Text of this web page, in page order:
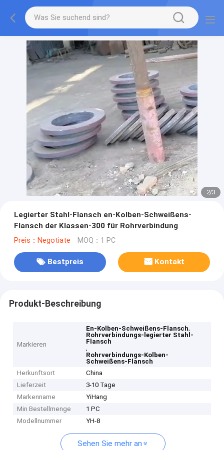
2/3
Legierter Stahl-Flansch en-Kolben-Schweißens-
Flansch der Klassen-300 für Rohrverbindung
Preis：Negotiate MOQ：1 PC
Bestpreis Kontakt
Produkt-Beschreibung
Markieren
En-Kolben-Schweißens-Flansch,
Rohrverbindungs-legierter Stahl-
Flansch
,
Rohrverbindungs-Kolben-
Schweißens-Flansch
Herkunftsort
China
Lieferzeit
3-10 Tage
Markenname
YiHang
Min Bestellmenge
1 PC
Modellnummer
YH-8
Sehen Sie mehr an